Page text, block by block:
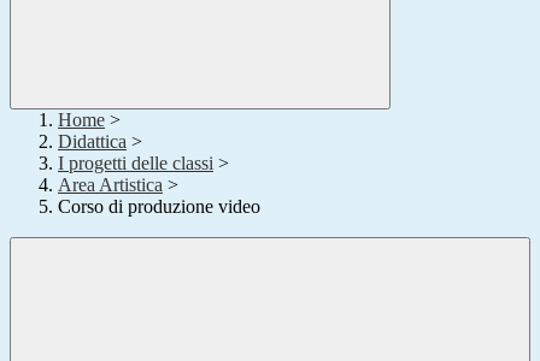
Home >
Didattica >
I progetti delle classi >
Area Artistica >
Corso di produzione video